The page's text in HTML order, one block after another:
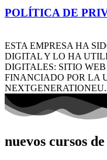
POLÍTICA DE
ESTA EMPRESA HA
DIGITAL Y LO HA
DIGITALES: SITIO
FINANCIADO POR LA
NEXTGENERATIONEU.
nuevos cursos